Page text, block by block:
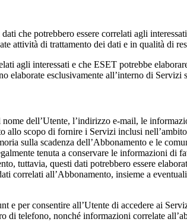
che potrebbero essere correlati agli
attività di trattamento dei dati e in qualità di
agli interessati e che ESET potrebbe
elaborate esclusivamente all’interno di
dell’Utente, l’indirizzo e-mail, le
allo scopo di fornire i Servizi inclusi
sulla scadenza dell’Abbonamento e le
tenuta a conservare le informazioni di
tuttavia, questi dati potrebbero essere
correlati all’Abbonamento, insieme a
e per consentire all’Utente di accedere ai
di telefono, nonché informazioni correlate